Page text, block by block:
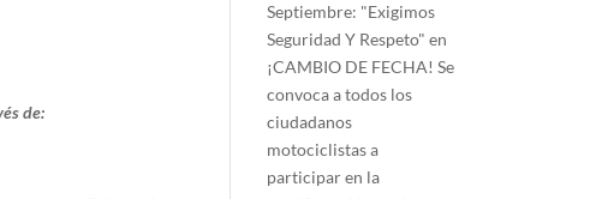
de:
Septiembre: "Exigimos
Seguridad Y Respeto" en
¡CAMBIO DE FECHA! Se
convoca a todos los
ciudadanos
motociclistas a
participar en la